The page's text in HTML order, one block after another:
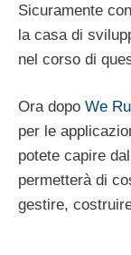
Sicuramente
la casa di
nel corso di
Ora dopo We
per le
potete capire
permetterà di
gestire,